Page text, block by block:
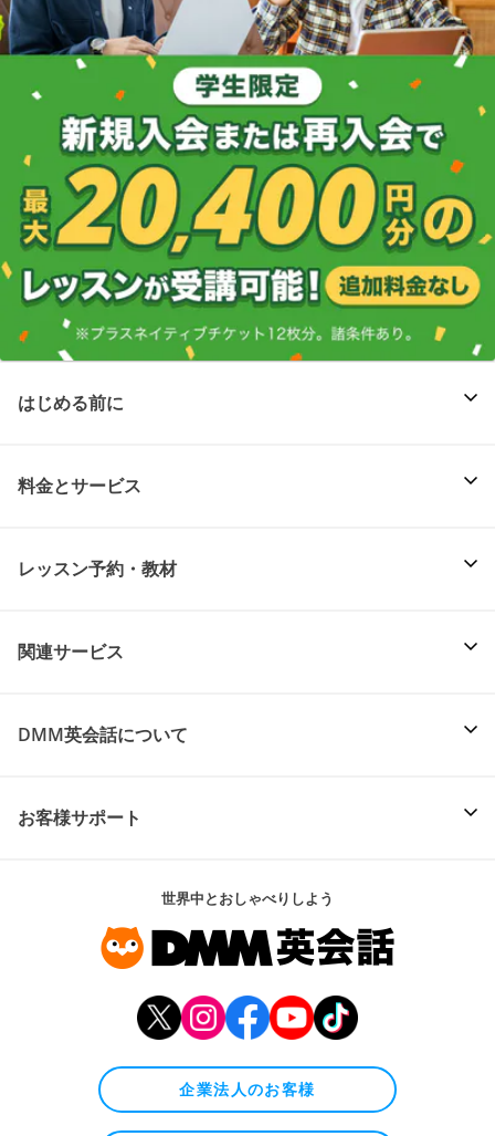
はじめる前に
料金とサービス
レッスン予約・教材
関連サービス
DMM英会話について
お客様サポート
世界中とおしゃべりしよう
企業法人のお客様